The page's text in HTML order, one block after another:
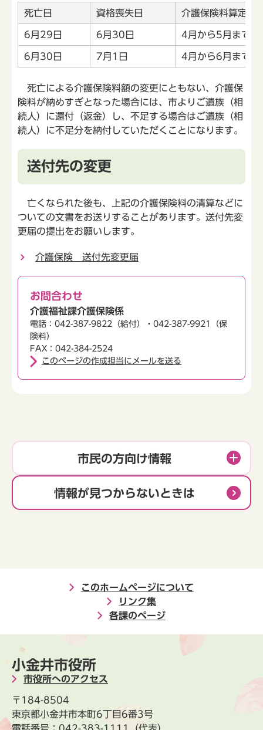
死亡日 資格喪失日 介護保険料算定期
6月29日 6月30日 4月から5月まで（
6月30日 7月1日 4月から6月まで（
死亡による介護保険料額の変更にともない、介護保
険料が納めすぎとなった場合には、市よりご遺族（相
続人）に還付（返金）し、不足する場合はご遺族（相
続人）に不足分を納付していただくことになります。
送付先の変更
亡くなられた後も、上記の介護保険料の清算などに
ついての文書をお送りすることがあります。送付先変
更届の提出をお願いします。
介護保険 送付先変更届
お問合わせ
介護福祉課介護保険係
電話：042-387-9822（給付）・042-387-9921（保
険料）
FAX：042-384-2524
このページの作成担当にメールを送る
市民の方向け情報
情報が見つからないときは
このホームページについて
リンク集
各課のページ
小金井市役所
市役所へのアクセス
〒184-8504
東京都小金井市本町6丁目6番3号